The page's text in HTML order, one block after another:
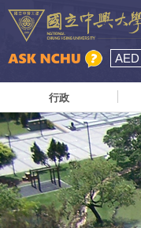
AED
行政